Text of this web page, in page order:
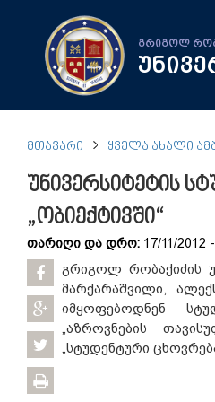
გრიგოლ
ᲛᲗᲐᲕᲐᲠᲘ ᲧᲕᲔᲚᲐ ᲐᲮᲐᲚᲘ
უნივერსიტეტის
„ობიექტივში“
თარიღი და დრო: 17/11/2012
გრიგოლ რობაქიძის
მარქარაშვილი,
იმყოფებოდნენ
„აზროვნების
„სტუდენტური